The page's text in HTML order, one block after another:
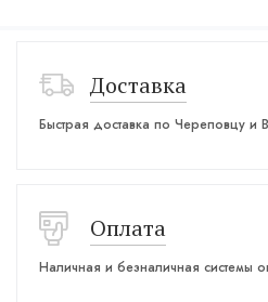
Доставка
Быстрая доставка по Череповцу и
Оплата
Наличная и безналичная системы